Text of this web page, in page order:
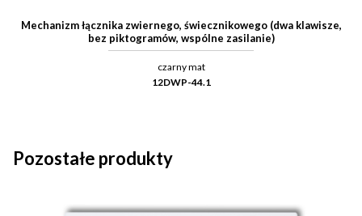
Mechanizm łącznika zwiernego, świecznikowego (dwa klawisze,
bez piktogramów, wspólne zasilanie)
czarny mat
12DWP-44.1
Pozostałe produkty